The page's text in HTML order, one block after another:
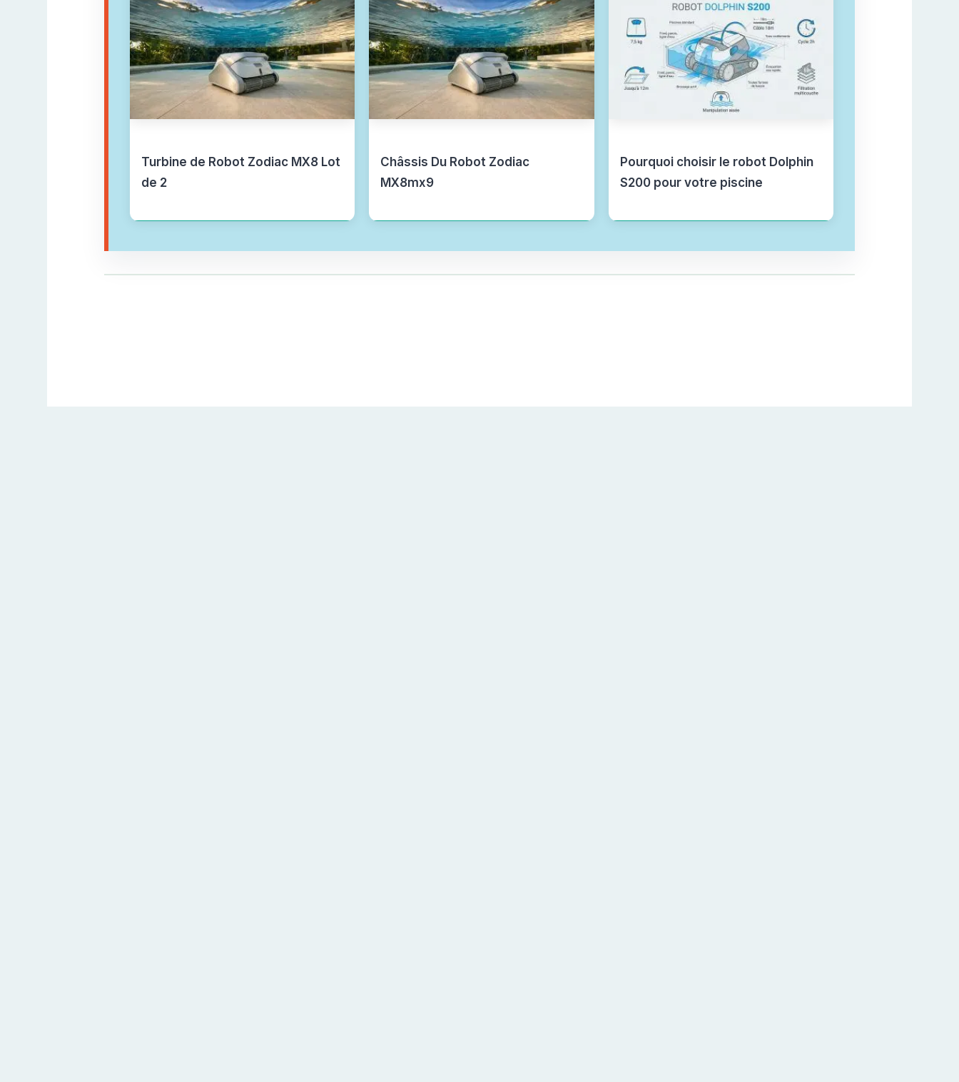
Turbine de Robot Zodiac MX8 Lot
de 2
Châssis Du Robot Zodiac
MX8mx9
Pourquoi choisir le robot Dolphin
S200 pour votre piscine